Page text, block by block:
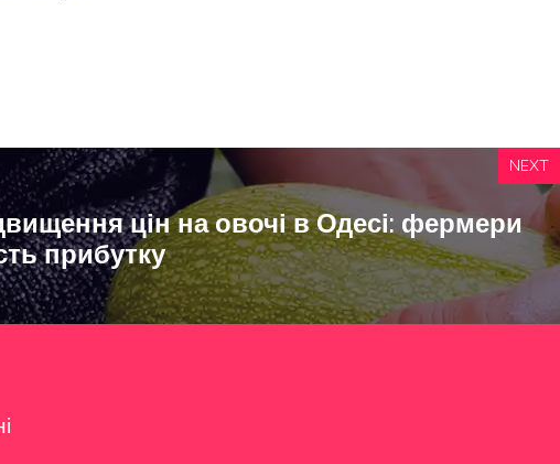
NEXT
цін на овочі в Одесі: фермери
прибутку